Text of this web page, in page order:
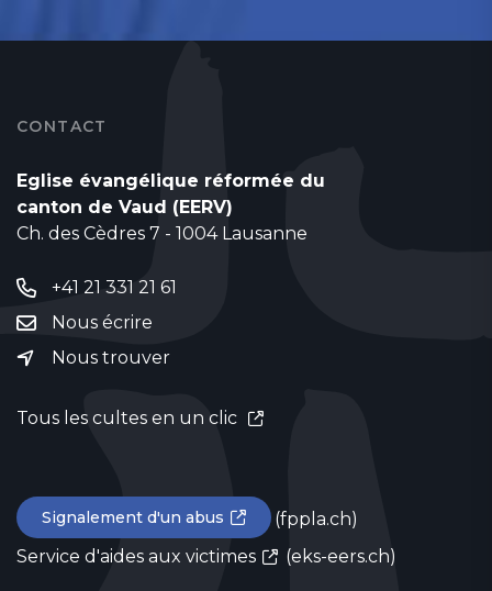
CONTACT
Eglise évangélique réformée du
canton de Vaud (EERV)
Ch. des Cèdres 7 - 1004 Lausanne
+41 21 331 21 61
Nous écrire
Nous trouver
Tous les cultes en un clic
Signalement d'un abus
(fppla.ch)
Service d'aides aux victimes
(eks-eers.ch)